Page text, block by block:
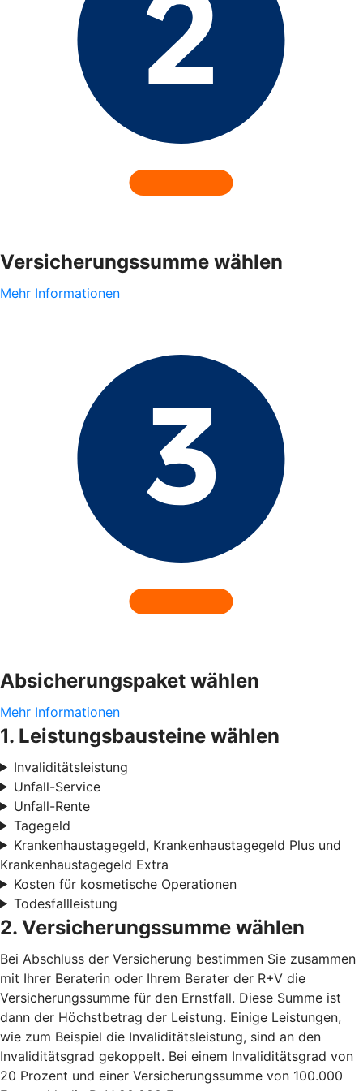
Versicherungssumme wählen
Mehr Informationen
Absicherungspaket wählen
Mehr Informationen
1. Leistungsbausteine wählen
Invaliditätsleistung
Unfall-Service
Unfall-Rente
Tagegeld
Krankenhaustagegeld, Krankenhaustagegeld Plus und
Krankenhaustagegeld Extra
Kosten für kosmetische Operationen
Todesfallleistung
2. Versicherungssumme wählen
Bei Abschluss der Versicherung bestimmen Sie zusammen
mit Ihrer Beraterin oder Ihrem Berater der R+V die
Versicherungssumme für den Ernstfall. Diese Summe ist
dann der Höchstbetrag der Leistung. Einige Leistungen,
wie zum Beispiel die Invaliditätsleistung, sind an den
Invaliditätsgrad gekoppelt. Bei einem Invaliditätsgrad von
20 Prozent und einer Versicherungssumme von 100.000